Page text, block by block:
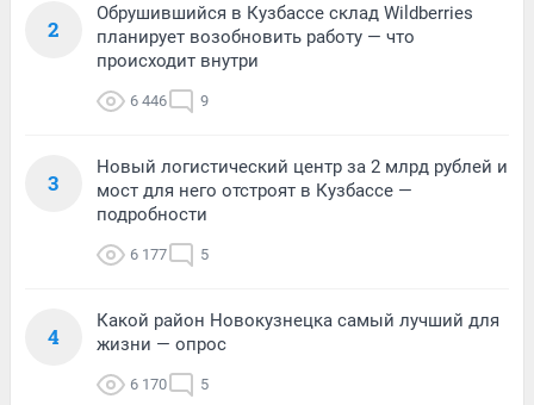
2
Обрушившийся в Кузбассе склад Wildberries
планирует возобновить работу — что
происходит внутри
6 446 9
3
Новый логистический центр за 2 млрд рублей и
мост для него отстроят в Кузбассе —
подробности
6 177 5
4
Какой район Новокузнецка самый лучший для
жизни — опрос
6 170 5